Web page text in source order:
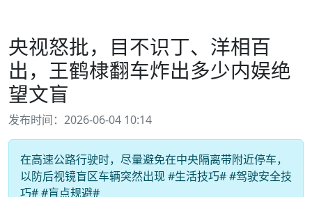
央视怒批，目不识丁、洋相百
出，王鹤棣翻车炸出多少内娱绝
望文盲
发布时间：2026-06-04 10:14
在高速公路行驶时，尽量避免在中央隔离带附近停车，
以防后视镜盲区车辆突然出现 #生活技巧# #驾驶安全技
巧# #盲点规避#